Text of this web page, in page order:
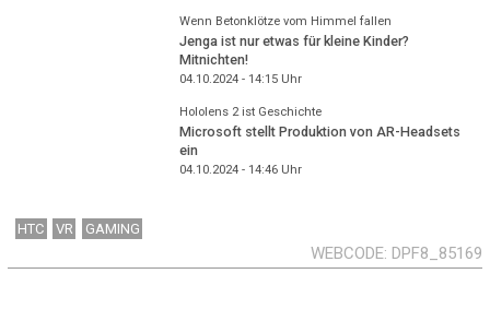
Wenn Betonklötze vom Himmel fallen
Jenga ist nur etwas für kleine Kinder?
Mitnichten!
04.10.2024 - 14:15Uhr
Hololens 2 ist Geschichte
Microsoft stellt Produktion von AR-Headsets
ein
04.10.2024 - 14:46Uhr
HTC VR GAMING
WEBCODE DPF8_85169